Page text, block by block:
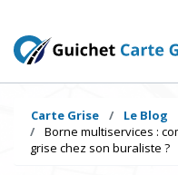
Carte Grise
Le Blog
Borne multiservices :
grise chez son buraliste ?